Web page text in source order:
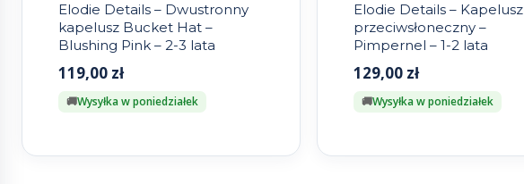
Elodie Details – Dwustronny
kapelusz Bucket Hat –
Blushing Pink – 2-3 lata
119,00 zł
Wysyłka w poniedziałek
Elodie Details – Kapelusz
przeciwsłoneczny –
Pimpernel – 1-2 lata
129,00 zł
Wysyłka w poniedziałek